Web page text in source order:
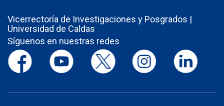
Vicerrectoría de Investigaciones y Posgrados |
Universidad de Caldas
Síguenos en nuestras redes